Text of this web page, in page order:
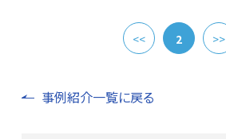
<< 2 >>
事例紹介一覧に戻る